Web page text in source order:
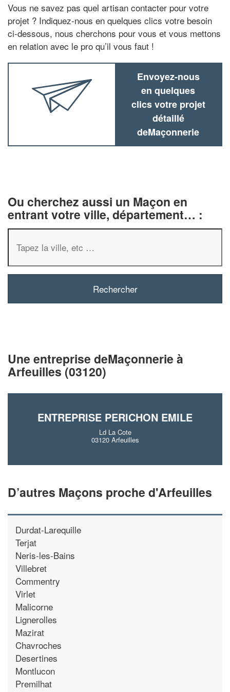
Vous ne savez pas quel artisan contacter pour votre
projet ? Indiquez-nous en quelques clics votre besoin
ci-dessous, nous cherchons pour vous et vous mettons
en relation avec le pro qu’il vous faut !
Envoyez-nous
en quelques
clics votre projet
détaillé
deMaçonnerie
Ou cherchez aussi un Maçon en
entrant votre ville, département… :
Une entreprise deMaçonnerie à
Arfeuilles (03120)
ENTREPRISE PERICHON EMILE
Ld La Cote
03120 Arfeuilles
D’autres Maçons proche d'Arfeuilles
Durdat-Larequille
Terjat
Neris-les-Bains
Villebret
Commentry
Virlet
Malicorne
Lignerolles
Mazirat
Chavroches
Desertines
Montlucon
Premilhat
✕
nouveaux clients